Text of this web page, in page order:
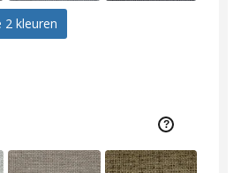
2 kleuren